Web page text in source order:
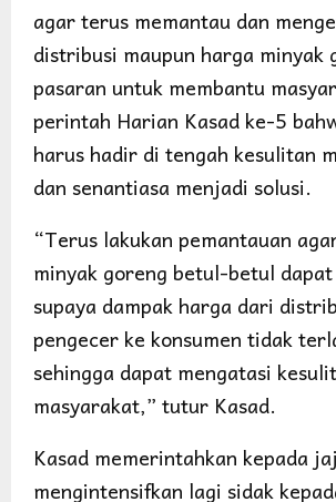
agar terus memantau dan
distribusi maupun harga minyak
pasaran untuk membantu
perintah Harian Kasad ke-5
harus hadir di tengah kesulitan
dan senantiasa menjadi solusi.
“Terus lakukan pemantauan
minyak goreng betul-betul
supaya dampak harga dari
pengecer ke konsumen tidak
sehingga dapat mengatasi
masyarakat,” tutur Kasad.
Kasad memerintahkan kepada
mengintensifkan lagi sidak